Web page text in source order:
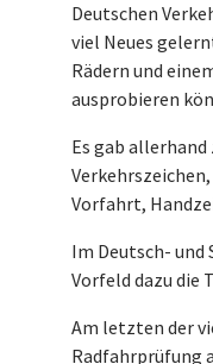
Deutschen
viel Neues
Rädern und
ausprobieren
Es gab allerhand
Vorfahrt,
Im Deutsch-
Vorfeld dazu die
Am letzten der
Radfahrprüfung